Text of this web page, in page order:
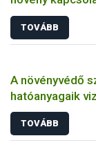
TOVÁBB
A növényvédő
hatóanyagaik
TOVÁBB